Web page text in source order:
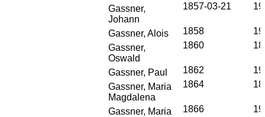
Gassner,
Johann
1857-03-21
Gassner, Alois 1858
Gassner,
Oswald
1860
Gassner, Paul 1862
Gassner, Maria
Magdalena
1864
Gassner, Maria
1866